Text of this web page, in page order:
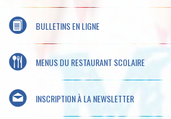
BULLETINS EN LIGNE
MENUS DU RESTAURANT SCOLAIRE
INSCRIPTION À LA NEWSLETTER